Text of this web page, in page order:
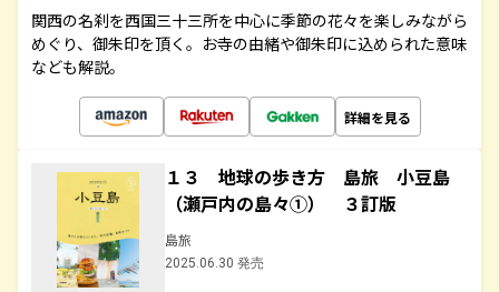
関西の名刹を西国三十三所を中心に季節の花々を楽しみながら
めぐり、御朱印を頂く。お寺の由緒や御朱印に込められた意味
なども解説。
詳細を見る
１３ 地球の歩き方 島旅 小豆島
（瀬戸内の島々①） ３訂版
島旅
2025.06.30 発売